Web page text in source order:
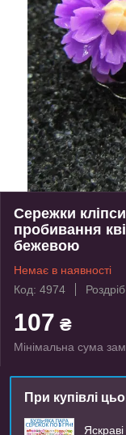
Сережки
пробивання
бежевою
Немає в наявності
Код: 4974
Роздріб
107 ₴
Мінімальна сума
При купівлі